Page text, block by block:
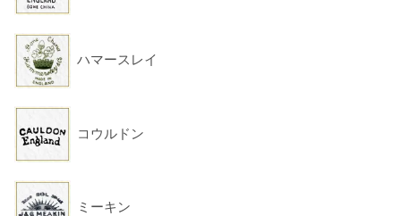
ハマースレイ
コウルドン
ミーキン